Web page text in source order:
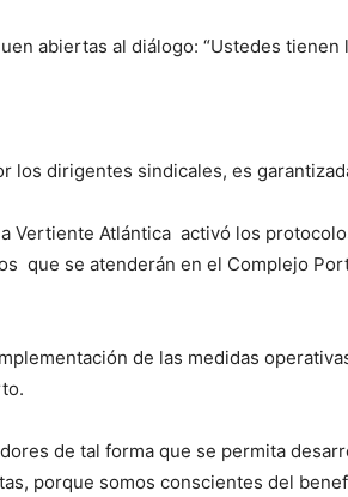
abiertas al diálogo: “Ustedes tienen
los dirigentes sindicales, es
Vertiente Atlántica activó los
que se atenderán en el Complejo
de las medidas
de tal forma que se permita
porque somos conscientes del